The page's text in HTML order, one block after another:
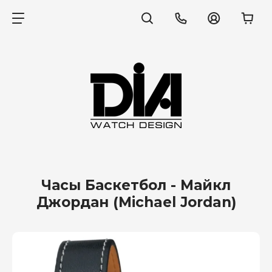
Часы Баскетбол - Майкл
Джордан (Michael Jordan)